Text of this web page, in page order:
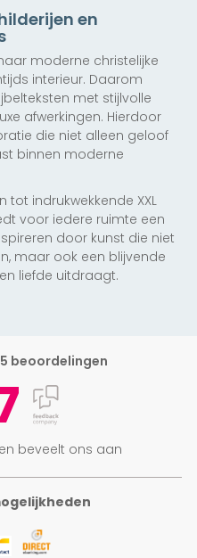
en
moderne christelijke
interieur. Daarom
met stijlvolle
afwerkingen. Hierdoor
die niet alleen geloof
binnen moderne
indrukwekkende XXL
voor iedere ruimte een
door kunst die niet
maar ook een blijvende
liefde uitdraagt.
beoordelingen
beveelt ons aan